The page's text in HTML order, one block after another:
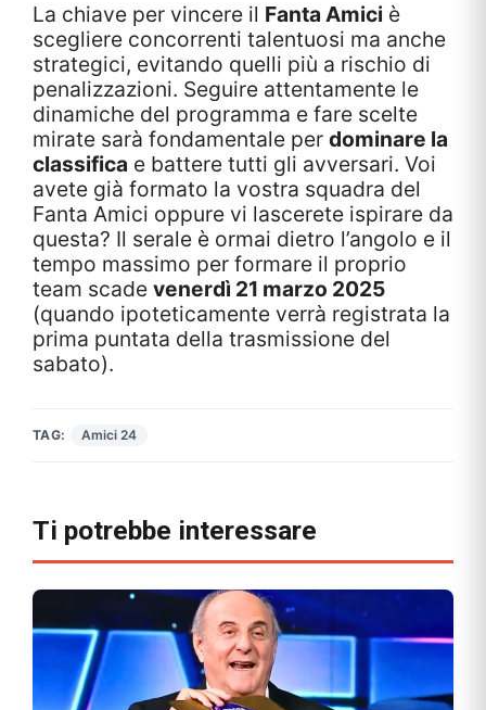
La chiave per vincere il Fanta Amici è
scegliere concorrenti talentuosi ma anche
strategici, evitando quelli più a rischio di
penalizzazioni. Seguire attentamente le
dinamiche del programma e fare scelte
mirate sarà fondamentale per dominare la
classifica e battere tutti gli avversari. Voi
avete già formato la vostra squadra del
Fanta Amici oppure vi lascerete ispirare da
questa? Il serale è ormai dietro l’angolo e il
tempo massimo per formare il proprio
team scade venerdì 21 marzo 2025
(quando ipoteticamente verrà registrata la
prima puntata della trasmissione del
sabato).
TAG: Amici 24
Ti potrebbe interessare